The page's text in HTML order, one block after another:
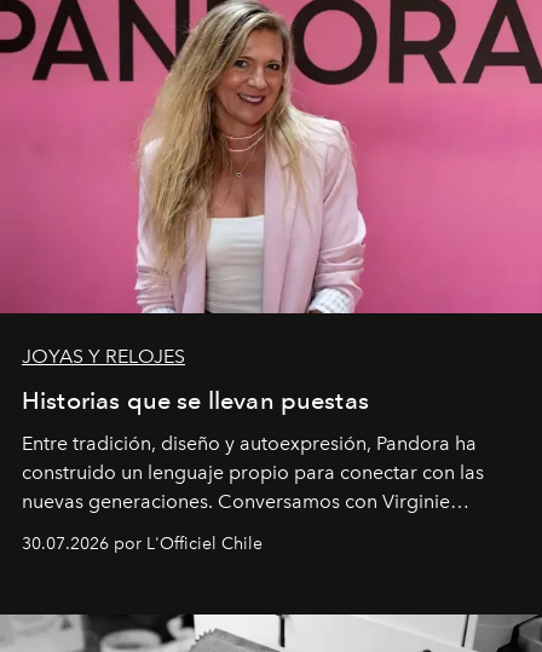
JOYAS Y RELOJES
Historias que se llevan puestas
Entre tradición, diseño y autoexpresión, Pandora ha
construido un lenguaje propio para conectar con las
nuevas generaciones. Conversamos con Virginie
Dubray, la responsable de marketing para
Latinoamérica, sobre identidad, cultura y el valor
30.07.2026 por L'Officiel Chile